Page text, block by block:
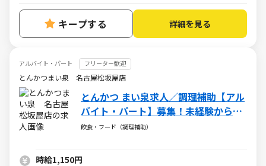
キープする 詳細を見る
アルバイト・パート フリーター歓迎
とんかつまい泉 名古屋松坂屋店
とんかつ まい泉求人／調理補助【アル
バイト・パート】募集！未経験からス
タートの方が活躍中
飲食・フード（調理補助）
時給1,150円